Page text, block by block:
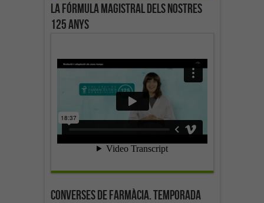
La fórmula magistral dels nostres
125 anys
Converses de farmàcia. Temporada